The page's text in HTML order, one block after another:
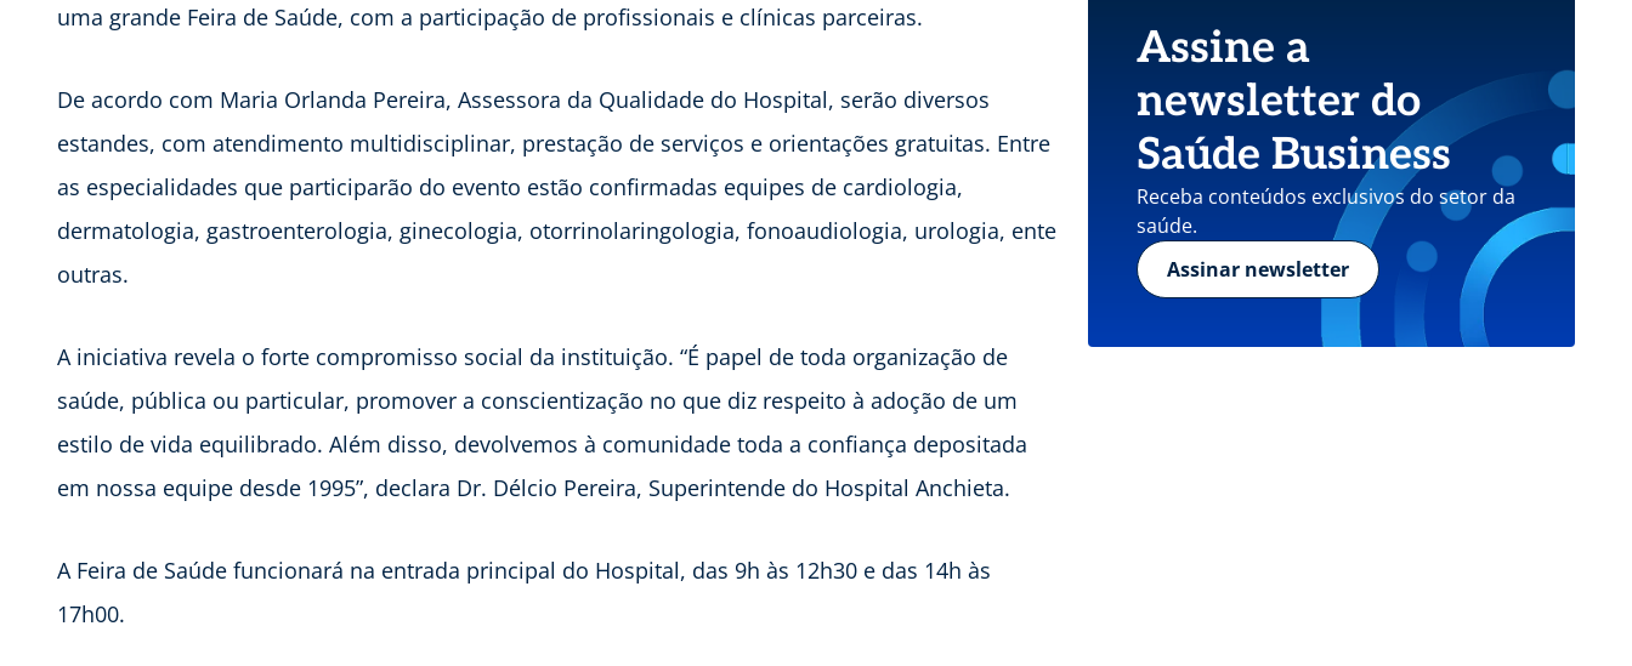
uma grande Feira de Saúde, com a participação de profissionais e clínicas parceiras.
De acordo com Maria Orlanda Pereira, Assessora da Qualidade do Hospital, serão diversos
estandes, com atendimento multidisciplinar, prestação de serviços e orientações gratuitas. Entre
as especialidades que participarão do evento estão confirmadas equipes de cardiologia,
dermatologia, gastroenterologia, ginecologia, otorrinolaringologia, fonoaudiologia, urologia, ente
outras.
A iniciativa revela o forte compromisso social da instituição. “É papel de toda organização de
saúde, pública ou particular, promover a conscientização no que diz respeito à adoção de um
estilo de vida equilibrado. Além disso, devolvemos à comunidade toda a confiança depositada
em nossa equipe desde 1995”, declara Dr. Délcio Pereira, Superintende do Hospital Anchieta.
A Feira de Saúde funcionará na entrada principal do Hospital, das 9h às 12h30 e das 14h às
17h00.
Assine a
newsletter do
Saúde Business
Receba conteúdos exclusivos do setor da
saúde.
Assinar newsletter